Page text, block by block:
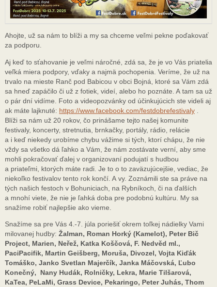
Ahojte, už sa nám to blíži a my sa chceme veľmi pekne poďakovať
za podporu.
Aj keď to sťahovanie je veľmi náročné, zdá sa, že je vo Vás priatelia
veľká miera podpory, vďaky a najmä pochopenia. Veríme, že už na
trvalo na mieste Ranč pod Babicou v obci Bojná, ktoré sa Vám zdá
sa hneď zapáčilo či už z fotiek, videí, alebo ho poznáte. A tam sa už
o pár dní vidíme. Foto a videopozvánky od účinkujúcich ste videli aj
ak máte lajknuté: https://www.facebook.com/festdobrefestivaly
Blíži sa nám už 20 rokov, čo prinášame tejto našej komunite
festivaly, koncerty, stretnutia, brnkačky, portály, rádio, relácie
a i keď niekedy urobíme chybu vážime si tých, ktorí chápu, že nie
vždy sa všetko dá ľahko a Vám, že nám zostávate verní, aby sme
mohli pokračovať ďalej v organizovaní podujatí s hudbou
a priateľmi, ktorých máte radi. Je to o to zaväzujúcejšie, vediac, že
niekoľko festivalov tento rok končí. A vy. Zoznámili ste sa práve na
tých našich festoch v Bohuniciach, na Rybníkoch, či na ďalších
a mnohí viete, že nie je ľahká doba pre podobnú kultúru. My sa
snažíme robiť najlepšie ako vieme.
Snažíme sa pre Vás 4.-7. júla poriešiť okrem toľkej nádielky Vami
milovanej hudby: Žalman, Roman Horký (Kamelot), Peter Bič
Project, Marien, Neřež, Katka Koščová, F. Nedvěd ml.,
PaciPacifik, Martin Geišberg, Moruša, Divozel, Vojta Kiďák
Tomáško, Janko Svetlan Majerčík, Janka Máčovská, Ľubo
Konečný, Nany Hudák, Rolničky, Lekra, Marie Tilšarová,
KaTea, PeLaMi, Grass Device, Pekaringo, Peter Juhás, Thom